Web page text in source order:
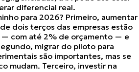
diferencial real.
para 2026? Primeiro, aumentar
dois terços das empresas estão
com até 2% de orçamento — e
migrar do piloto para
são importantes, mas se
mudam. Terceiro, investir na